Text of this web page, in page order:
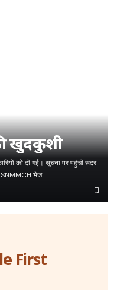
खुदकुशी
को दी गई। सूचना पर पहुंची सदर
SNMMCH भेज
First